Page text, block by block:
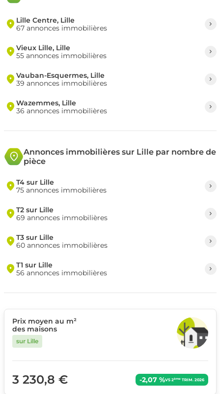
Lille Centre, Lille
67 annonces immobilières
Vieux Lille, Lille
55 annonces immobilières
Vauban-Esquermes, Lille
39 annonces immobilières
Wazemmes, Lille
36 annonces immobilières
Annonces immobilières sur Lille par nombre de
pièce
T4 sur Lille
75 annonces immobilières
T2 sur Lille
69 annonces immobilières
T3 sur Lille
60 annonces immobilières
T1 sur Lille
56 annonces immobilières
Prix moyen au m²
des maisons
sur Lille
3 230,8 € -2,07 %VS 2èmeTRIM. 2026